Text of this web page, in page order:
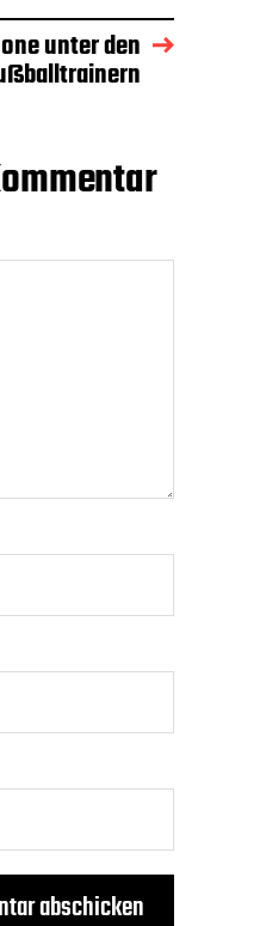
unter den